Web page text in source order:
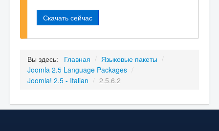
Скачать сейчас
Вы здесь: Главная / Языковые пакеты /
Joomla 2.5 Language Packages /
Joomla! 2.5 - Italian / 2.5.6.2